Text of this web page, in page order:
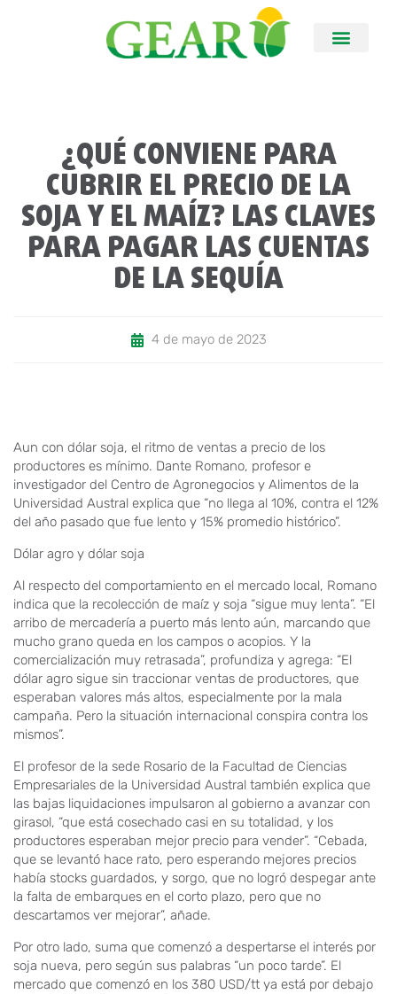
¿QUÉ CONVIENE PARA
CUBRIR EL PRECIO DE LA
SOJA Y EL MAÍZ? LAS CLAVES
PARA PAGAR LAS CUENTAS
DE LA SEQUÍA
4 de mayo de 2023
Aun con dólar soja, el ritmo de ventas a precio de los
productores es mínimo. Dante Romano, profesor e
investigador del Centro de Agronegocios y Alimentos de la
Universidad Austral explica que “no llega al 10%, contra el 12%
del año pasado que fue lento y 15% promedio histórico”.
Dólar agro y dólar soja
Al respecto del comportamiento en el mercado local, Romano
indica que la recolección de maíz y soja “sigue muy lenta”. “El
arribo de mercadería a puerto más lento aún, marcando que
mucho grano queda en los campos o acopios. Y la
comercialización muy retrasada”, profundiza y agrega: “El
dólar agro sigue sin traccionar ventas de productores, que
esperaban valores más altos, especialmente por la mala
campaña. Pero la situación internacional conspira contra los
mismos”.
El profesor de la sede Rosario de la Facultad de Ciencias
Empresariales de la Universidad Austral también explica que
las bajas liquidaciones impulsaron al gobierno a avanzar con
girasol, “que está cosechado casi en su totalidad, y los
productores esperaban mejor precio para vender”. “Cebada,
que se levantó hace rato, pero esperando mejores precios
había stocks guardados, y sorgo, que no logró despegar ante
la falta de embarques en el corto plazo, pero que no
descartamos ver mejorar”, añade.
Por otro lado, suma que comenzó a despertarse el interés por
soja nueva, pero según sus palabras “un poco tarde”. El
mercado que comenzó en los 380 USD/tt ya está por debajo